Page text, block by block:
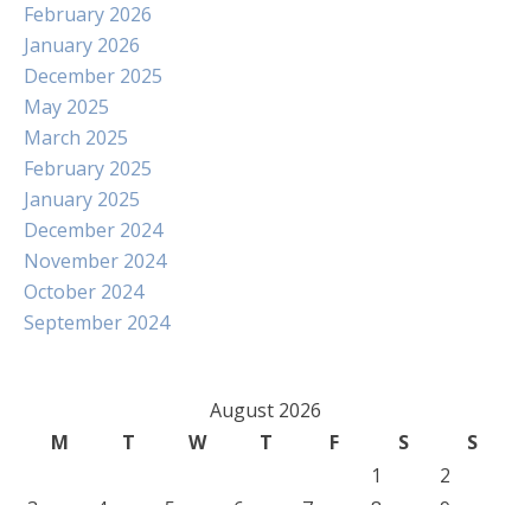
February 2026
January 2026
December 2025
May 2025
March 2025
February 2025
January 2025
December 2024
November 2024
October 2024
September 2024
August 2026
M
T W T F S
S
1
2